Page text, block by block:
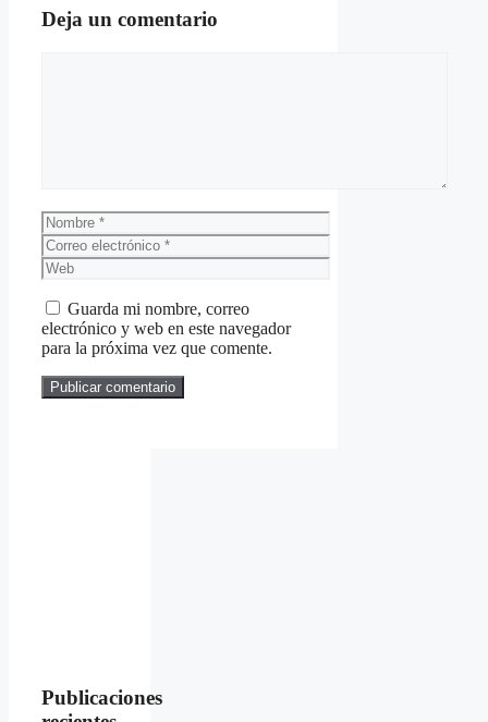
Deja un comentario
Nombre
Correo
electrónico
Web
Guarda mi nombre, correo
electrónico y web en este navegador
para la próxima vez que comente.
Publicaciones